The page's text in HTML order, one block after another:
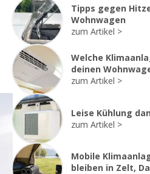
Tipps gegen
Wohnwagen
zum Artikel
Welche
deinen
zum Artikel
Leise Kühlung
zum Artikel
Mobile
bleiben in Zelt,